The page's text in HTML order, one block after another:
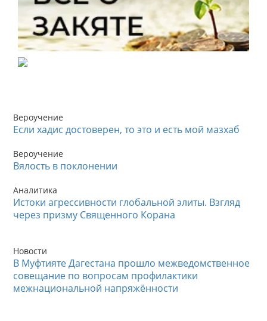
Вероучение
Если хадис достоверен, то это и есть мой мазхаб
Вероучение
Вялость в поклонении
Аналитика
Истоки агрессивности глобальной элиты. Взгляд
через призму Священного Корана
Новости
В Муфтияте Дагестана прошло межведомственное
совещание по вопросам профилактики
межнациональной напряжённости